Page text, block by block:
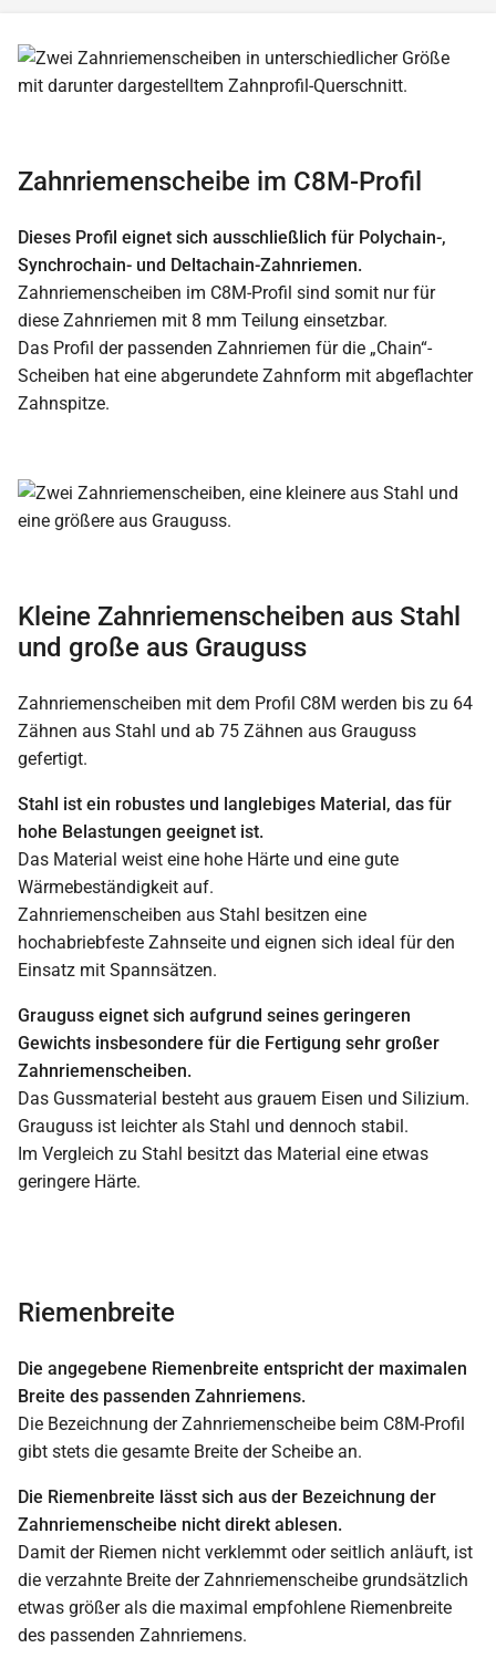
Zahnriemenscheibe im C8M-Profil
Dieses Profil eignet sich ausschließlich für Polychain-,
Synchrochain- und Deltachain-Zahnriemen.
Zahnriemenscheiben im C8M-Profil sind somit nur für
diese Zahnriemen mit 8 mm Teilung einsetzbar.
Das Profil der passenden Zahnriemen für die „Chain“-
Scheiben hat eine abgerundete Zahnform mit abgeflachter
Zahnspitze.
Kleine Zahnriemenscheiben aus Stahl
und große aus Grauguss
Zahnriemenscheiben mit dem Profil C8M werden bis zu 64
Zähnen aus Stahl und ab 75 Zähnen aus Grauguss
gefertigt.
Stahl ist ein robustes und langlebiges Material, das für
hohe Belastungen geeignet ist.
Das Material weist eine hohe Härte und eine gute
Wärmebeständigkeit auf.
Zahnriemenscheiben aus Stahl besitzen eine
hochabriebfeste Zahnseite und eignen sich ideal für den
Einsatz mit Spannsätzen.
Grauguss eignet sich aufgrund seines geringeren
Gewichts insbesondere für die Fertigung sehr großer
Zahnriemenscheiben.
Das Gussmaterial besteht aus grauem Eisen und Silizium.
Grauguss ist leichter als Stahl und dennoch stabil.
Im Vergleich zu Stahl besitzt das Material eine etwas
geringere Härte.
Riemenbreite
Die angegebene Riemenbreite entspricht der maximalen
Breite des passenden Zahnriemens.
Die Bezeichnung der Zahnriemenscheibe beim C8M-Profil
gibt stets die gesamte Breite der Scheibe an.
Die Riemenbreite lässt sich aus der Bezeichnung der
Zahnriemenscheibe nicht direkt ablesen.
Damit der Riemen nicht verklemmt oder seitlich anläuft, ist
die verzahnte Breite der Zahnriemenscheibe grundsätzlich
etwas größer als die maximal empfohlene Riemenbreite
des passenden Zahnriemens.